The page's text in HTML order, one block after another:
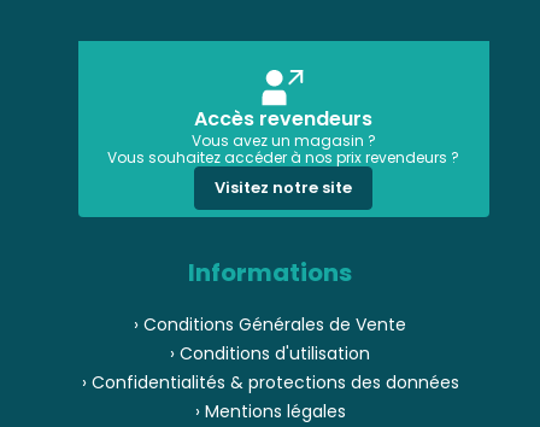
Accès revendeurs
Vous avez un magasin ?
Vous souhaitez accéder à nos prix revendeurs ?
Visitez notre site
Informations
› Conditions Générales de Vente
› Conditions d'utilisation
› Confidentialités & protections des données
› Mentions légales